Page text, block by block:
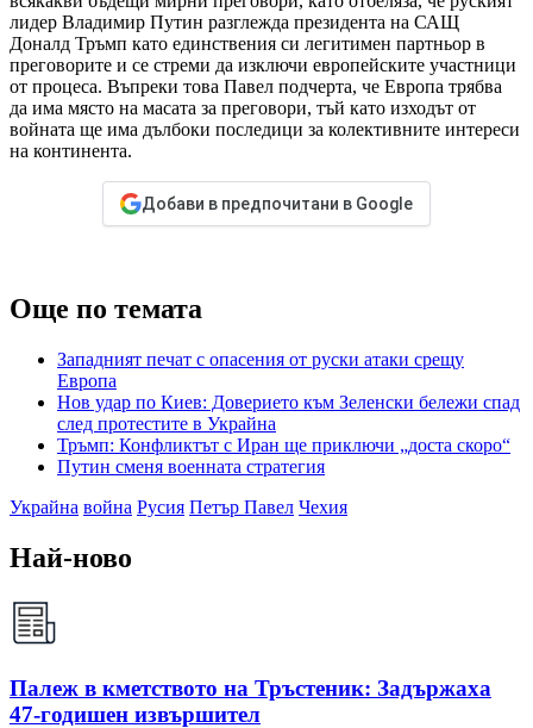
лидер Владимир Путин разглежда президента на САЩ
Доналд Тръмп като единствения си легитимен партньор в
преговорите и се стреми да изключи европейските участници
от процеса. Въпреки това Павел подчерта, че Европа трябва
да има място на масата за преговори, тъй като изходът от
войната ще има дълбоки последици за колективните интереси
на континента.
Добави в предпочитани в Google
Още по темата
Западният печат с опасения от руски атаки срещу
Европа
Нов удар по Киев: Доверието към Зеленски бележи спад
след протестите в Украйна
Тръмп: Конфликтът с Иран ще приключи „доста скоро“
Путин сменя военната стратегия
Украйна война Русия Петър Павел Чехия
Най-ново
Палеж в кметството на Тръстеник: Задържаха
47-годишен извършител